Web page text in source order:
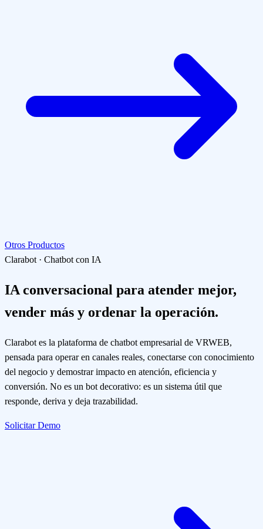
Otros Productos
Clarabot · Chatbot con IA
IA conversacional para atender mejor,
vender más y ordenar la operación.
Clarabot es la plataforma de chatbot empresarial de VRWEB,
pensada para operar en canales reales, conectarse con conocimiento
del negocio y demostrar impacto en atención, eficiencia y
conversión. No es un bot decorativo: es un sistema útil que
responde, deriva y deja trazabilidad.
Solicitar Demo